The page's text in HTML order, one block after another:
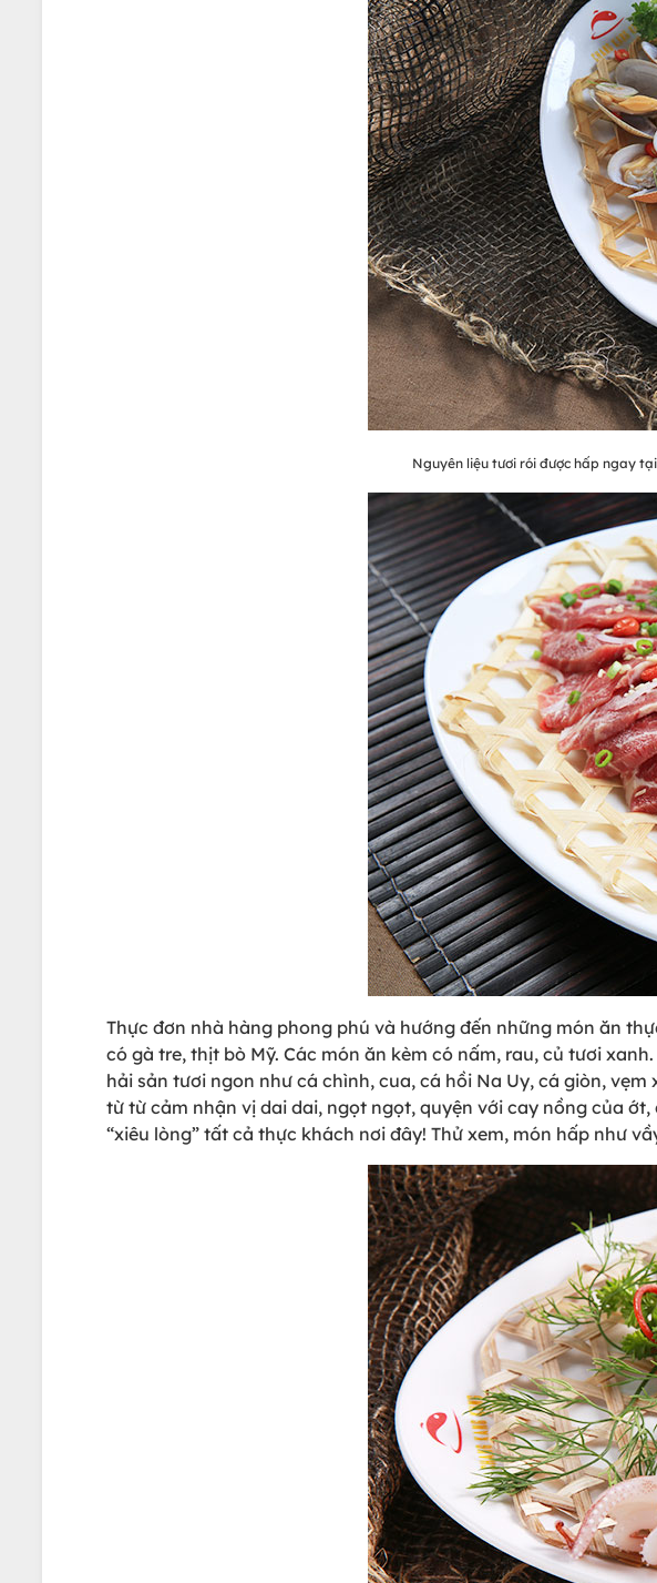
Nguyên liệu tươi rói được hấp ngay
Thực đơn nhà hàng phong phú và hướng đến những món ăn
có gà tre, thịt bò Mỹ. Các món ăn kèm có nấm, rau, củ tươi
hải sản tươi ngon như cá chình, cua, cá hồi Na Uy, cá giòn,
từ từ cảm nhận vị dai dai, ngọt ngọt, quyện với cay nồng của
“xiêu lòng” tất cả thực khách nơi đây! Thử xem, món hấp như